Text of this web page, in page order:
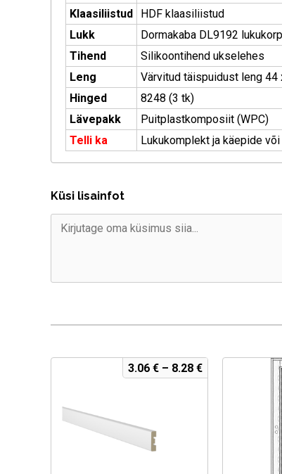
Klaasiliistud
HDF klaasiliistud
Lukk
Dormakaba DL9192
Tihend
Silikoontihend ukselehes
Leng
Värvitud täispuidust leng 44
Hinged
8248 (3 tk)
Lävepakk
Puitplastkomposiit (WPC)
Telli ka
Lukukomplekt ja käepide
Küsi lisainfot
3.06 € – 8.28 €